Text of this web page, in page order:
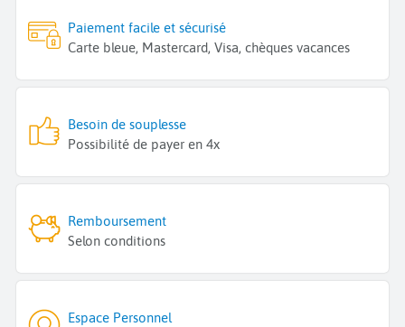
Paiement facile et sécurisé
Carte bleue, Mastercard, Visa, chèques vacances
Besoin de souplesse
Possibilité de payer en 4x
Remboursement
Selon conditions
Espace Personnel